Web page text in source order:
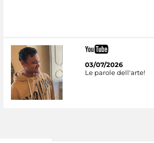
03/07/2026
Le parole dell'arte!